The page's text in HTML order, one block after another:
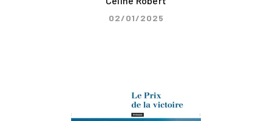
02/01/2025